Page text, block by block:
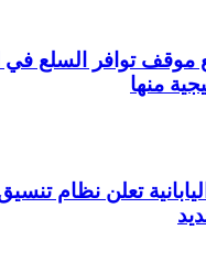
موقف توافر السلع في
منها
تعلن نظام